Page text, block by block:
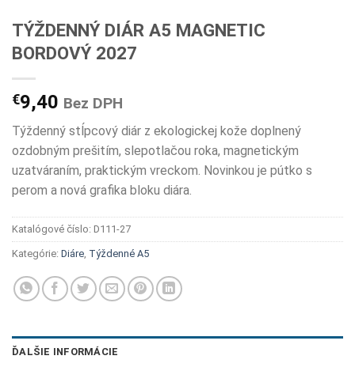
TÝŽDENNÝ DIÁR A5 MAGNETIC
BORDOVÝ 2027
€9,40 Bez DPH
Týždenný stĺpcový diár z ekologickej kože doplnený
ozdobným prešitím, slepotlačou roka, magnetickým
uzatváraním, praktickým vreckom. Novinkou je pútko s
perom a nová grafika bloku diára.
Katalógové číslo: D111-27
Kategórie: Diáre Týždenné A5
ĎALŠIE INFORMÁCIE